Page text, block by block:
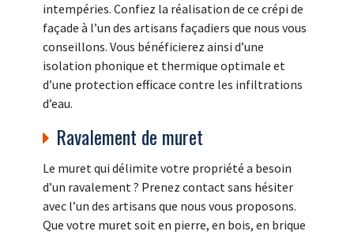
intempéries. Confiez la réalisation de ce crépi de
façade à l’un des artisans façadiers que nous vous
conseillons. Vous bénéficierez ainsi d’une
isolation phonique et thermique optimale et
d’une protection efficace contre les infiltrations
d’eau.
Ravalement de muret
Le muret qui délimite votre propriété a besoin
d’un ravalement ? Prenez contact sans hésiter
avec l’un des artisans que nous vous proposons.
Que votre muret soit en pierre, en bois, en brique